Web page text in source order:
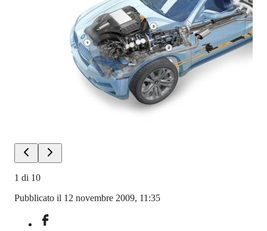
1 di 10
Pubblicato il 12 novembre 2009, 11:35